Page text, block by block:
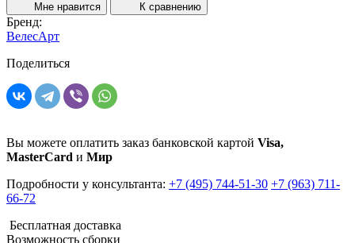
Мне нравится К сравнению
Бренд:
ВелесАрт
Поделиться
Вы можете оплатить заказ банковской картой Visa,
MasterCard и Мир
Подробности у консультанта: +7 (495) 744-51-30 +7 (963) 711-
66-72
Бесплатная доставка
Возможность сборки